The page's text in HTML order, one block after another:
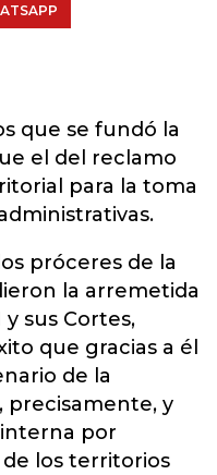
que se fundó la
el del reclamo
para la toma
próceres de la
la arremetida
sus Cortes,
que gracias a él
de la
precisamente, y
por
los territorios